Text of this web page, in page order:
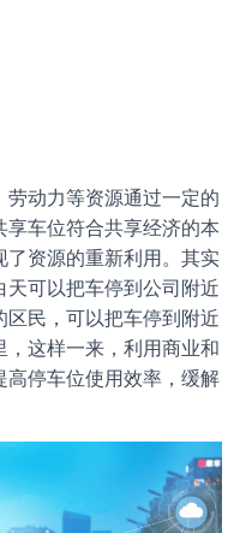
动力等资源通过一定的
车位符合共享经济的本
了资源的重新利用。其实
可以把车停到公司附近
民，可以把车停到附近
这样一来，利用商业和
高停车位使用效率，缓解